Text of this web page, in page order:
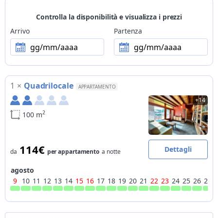
non ammessi
Metodi di pagamento
non si accettano carte di pagamento
Attività
organizzabili su richiesta: passeggiate a cavallo, escursioni di
sci alpinismo, voli in parapendio, eliski, rafting, visita
produttore vini con degustazione, visite culturali (musei, centri
storici...)
informazioni, cartine e tracciati per escursioni in bici, noleggio
bici convenzionato, servizio riparazione bici convenzionato,
bike school convenzionata
Moto
informazioni, cartine e tracciati per tour in moto
Sci
Controlla la disponibilità e visualizza i prezzi
Arrivo
gg/mm/aaaa
Partenza
gg/mm/aaaa
1 × Quadrilocale APPARTAMENTO
100 m2
+14
da 114€ per appartamento a notte Dettagli
agosto
9 10 11 12 13 14 15 16 17 18 19 20 21 22 23 24 25 26 27